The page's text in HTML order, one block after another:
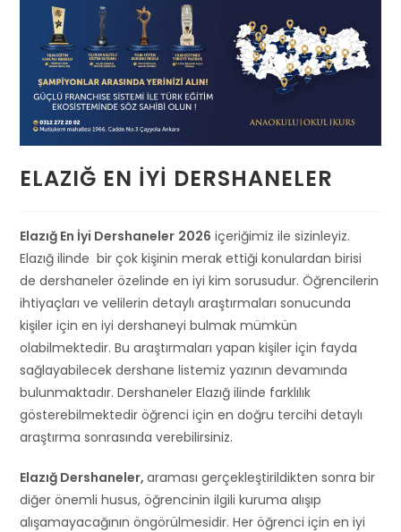
ELAZIĞ EN İYI DERSHANELER
Elazığ En İyi Dershaneler 2026 içeriğimiz ile sizinleyiz.
Elazığ ilinde bir çok kişinin merak ettiği konulardan birisi
de dershaneler özelinde en iyi kim sorusudur. Öğrencilerin
ihtiyaçları ve velilerin detaylı araştırmaları sonucunda
kişiler için en iyi dershaneyi bulmak mümkün
olabilmektedir. Bu araştırmaları yapan kişiler için fayda
sağlayabilecek dershane listemiz yazının devamında
bulunmaktadır. Dershaneler Elazığ ilinde farklılık
gösterebilmektedir öğrenci için en doğru tercihi detaylı
araştırma sonrasında verebilirsiniz.
Elazığ Dershaneler,araması gerçekleştirildikten sonra bir
diğer önemli husus, öğrencinin ilgili kuruma alışıp
alışamayacağının öngörülmesidir. Her öğrenci için en iyi